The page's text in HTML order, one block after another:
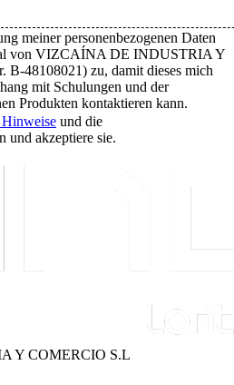
meiner personenbezogenen Daten
von VIZCAÍNA DE INDUSTRIA Y
48108021) zu, damit dieses mich
mit Schulungen und der
Produkten kontaktieren kann.
und die
und akzeptiere sie.
Y COMERCIO S.L